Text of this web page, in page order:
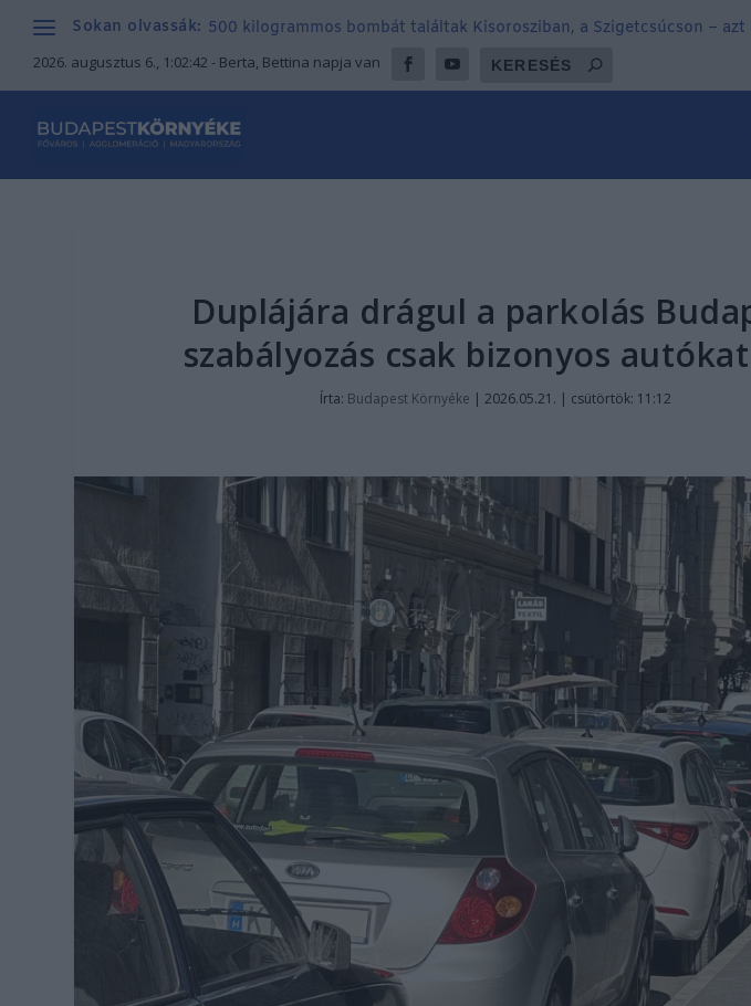
Sokan olvassák: 500 kilogrammos bombát találtak Kisorosziban, a Szigetcsúcson – azt
2026. augusztus 6., 1:02:43 - Berta, Bettina napja van
Duplájára drágul a parkolás
szabályozás csak bizonyos
Írta: Budapest Környéke |2026.05.21. | csütörtök: 11:12